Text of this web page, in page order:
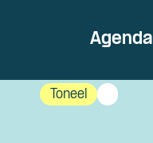
Agenda
Toneel